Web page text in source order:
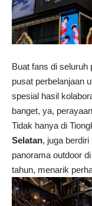
Buat fans di seluruh
pusat perbelanjaan
spesial hasil
banget, ya,
Tidak hanya di
Selatan, juga
panorama outdoor
tahun, menarik